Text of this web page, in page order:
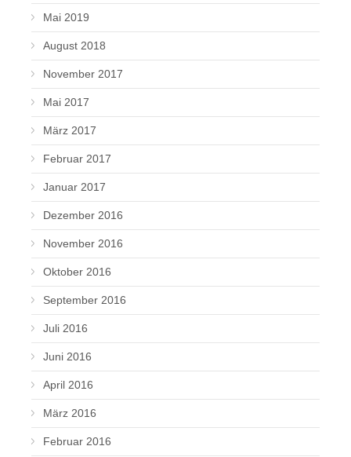
Mai 2019
August 2018
November 2017
Mai 2017
März 2017
Februar 2017
Januar 2017
Dezember 2016
November 2016
Oktober 2016
September 2016
Juli 2016
Juni 2016
April 2016
März 2016
Februar 2016